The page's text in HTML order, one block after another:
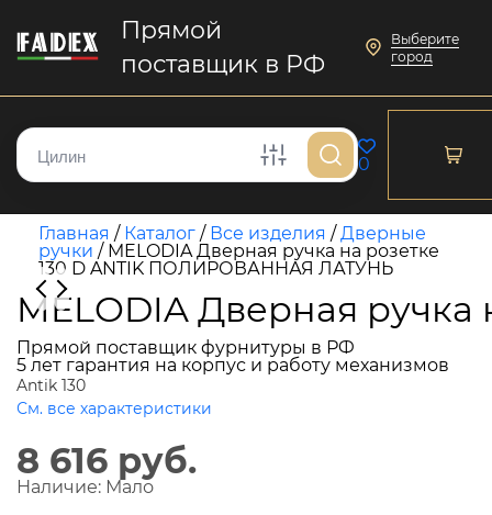
Прямой
поставщик в РФ
Выберите
город
0
Главная / Каталог / Все изделия /Дверные
ручки / MELODIA Дверная ручка на розетке
130 D ANTIK ПОЛИРОВАННАЯ ЛАТУНЬ
MELODIA Дверная
Прямой поставщик фурнитуры в РФ
5 лет гарантия на корпус и работу механизмов
Antik 130
См. все характеристики
8 616 руб.
Наличие: Мало